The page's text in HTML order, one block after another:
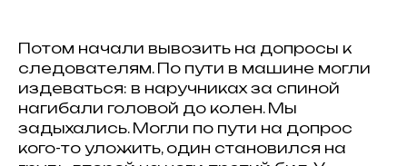
Потом начали вывозить на допросы к
следователям. По пути в машине могли
издеваться: в наручниках за спиной
нагибали головой до колен. Мы
задыхались. Могли по пути на допрос
кого-то уложить, один становился на